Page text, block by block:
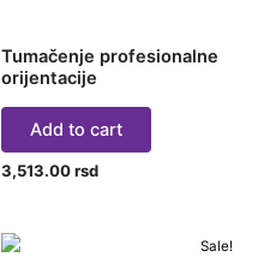
Tumačenje profesionalne
orijentacije
Add to cart
3,513.00rsd
Sale!